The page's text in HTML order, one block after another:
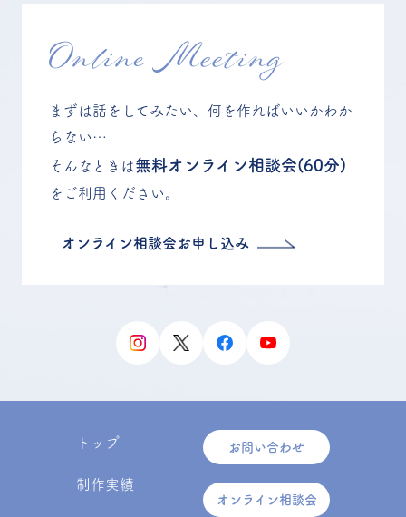
Online Meeting
まずは話をしてみたい、何を作ればいいかわか
らない…
そんなときは無料オンライン相談会(60分)
をご利用ください。
オンライン相談会お申し込み
トップ
制作実績
お問い合わせ
オンライン相談会